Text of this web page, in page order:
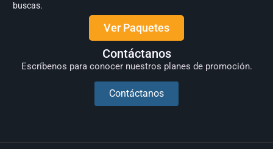
buscas.
Ver Paquetes
Contáctanos
Escríbenos para conocer nuestros planes de promoción.
Contáctanos